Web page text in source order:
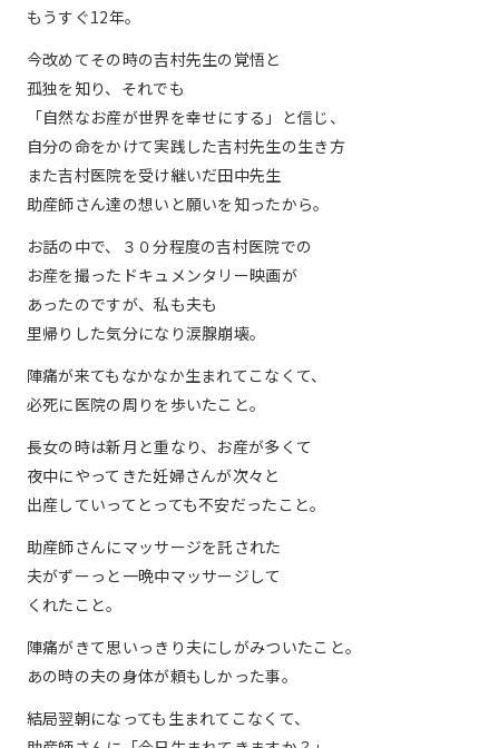
もうすぐ12年。
今改めてその時の吉村先生の覚悟と
孤独を知り、それでも
「自然なお産が世界を幸せにする」と信じ、
自分の命をかけて実践した吉村先生の生き方
また吉村医院を受け継いだ田中先生
助産師さん達の想いと願いを知ったから。
お話の中で、３０分程度の吉村医院での
お産を撮ったドキュメンタリー映画が
あったのですが、私も夫も
里帰りした気分になり涙腺崩壊。
陣痛が来てもなかなか生まれてこなくて、
必死に医院の周りを歩いたこと。
長女の時は新月と重なり、お産が多くて
夜中にやってきた妊婦さんが次々と
出産していってとっても不安だったこと。
助産師さんにマッサージを託された
夫がずーっと一晩中マッサージして
くれたこと。
陣痛がきて思いっきり夫にしがみついたこと。
あの時の夫の身体が頼もしかった事。
結局翌朝になっても生まれてこなくて、